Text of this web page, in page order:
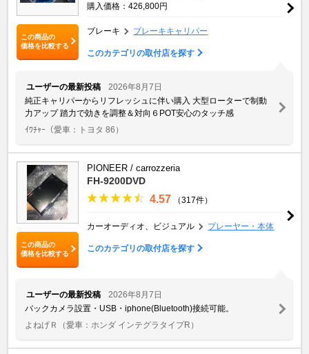
この商品の
価格を比較する
購入価格：426,800円
ブレーキ ブレーキキャリパー
このカテゴリの取付店を探す
ユーザーの最新投稿
2026年8月7日
純正キャリパーからリフレッシュに伴い購入 大型ローターで制動
力アップ 踏力で効きを調整＆対向６POT安心のタッチ感
ｲﾜﾁｬｰ （愛車：トヨタ 86）
この商品の
価格を比較する
PIONEER / carrozzeria
FH-9200DVD
4.57 （317件）
カーオーディオ、ビジュアル プレーヤー・本体
このカテゴリの取付店を探す
ユーザーの最新投稿
2026年8月7日
バックカメラ設置・USB・iphone(Bluetooth)接続可能。
よねげＲ
（愛車：ホンダ インテグラタイプR）